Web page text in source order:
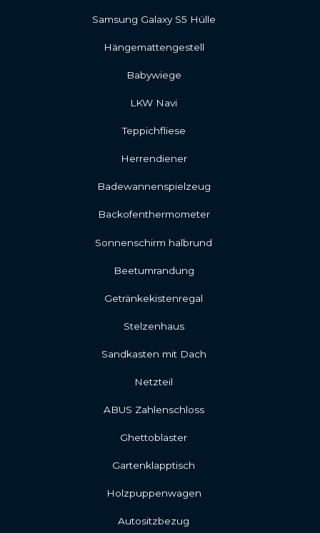
Samsung Galaxy S5 Hülle
Hängemattengestell
Babywiege
LKW Navi
Teppichfliese
Herrendiener
Badewannenspielzeug
Backofenthermometer
Sonnenschirm halbrund
Beetumrandung
Getränkekistenregal
Stelzenhaus
Sandkasten mit Dach
Netzteil
ABUS Zahlenschloss
Ghettoblaster
Gartenklapptisch
Holzpuppenwagen
Autositzbezug